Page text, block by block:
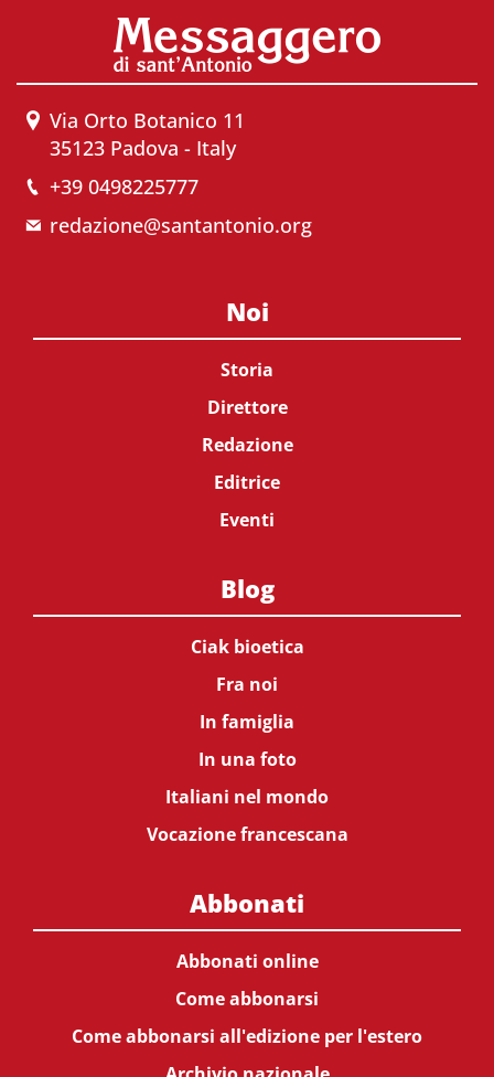
Via Orto Botanico 11
35123 Padova - Italy
+39 0498225777
redazione@santantonio.org
Noi
Storia
Direttore
Redazione
Editrice
Eventi
Blog
Ciak bioetica
Fra noi
In famiglia
In una foto
Italiani nel mondo
Vocazione francescana
Abbonati
Abbonati online
Come abbonarsi
Come abbonarsi all'edizione per l'estero